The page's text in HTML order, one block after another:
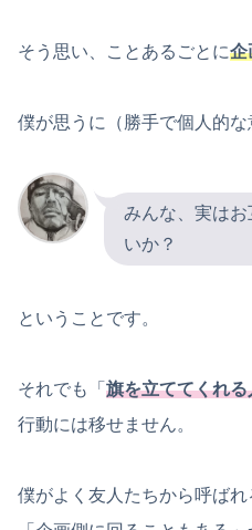
そう思い、ことあるごとに企
僕が思うに（勝手で個人的な
みんな、実は
いか？
ということです。
それでも「 旗を立ててくれる
行動には移せません。
僕がよく友人たちから呼ば